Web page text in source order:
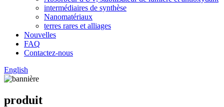
intermédiaires de synthèse
Nanomatériaux
terres rares et alliages
Nouvelles
FAQ
Contactez-nous
English
produit